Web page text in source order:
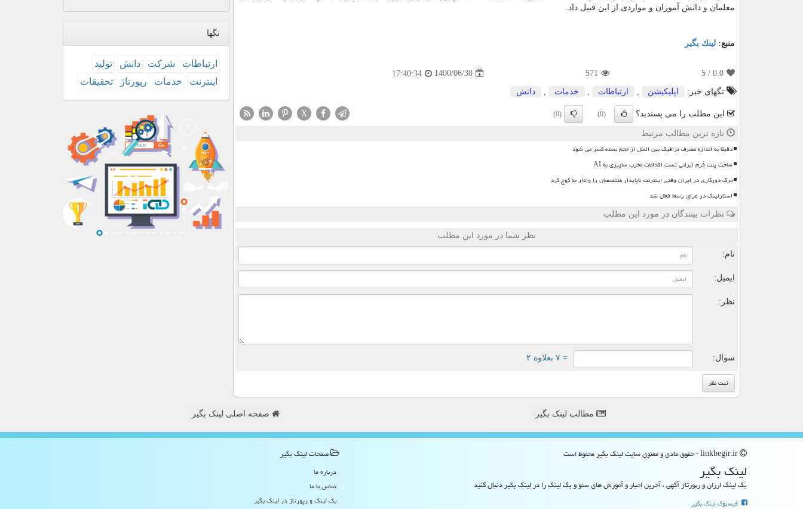
معلمان و دانش آموزان و مواردی از این قبیل داد.
منبع: لینك بگیر
0.0
/ 5
571
1400/06/30
17:40:34
تگهای خبر:
اپلیكیشن ارتباطات خدمات دانش
این مطلب را می پسندید؟ (0)
(0)
X
تازه ترین مطالب مرتبط
دقیقا به اندازه مصرف ترافیک بین الملل از حجم بسته کسر می شود
ساخت پلت فرم ایرانی تست اقدامات مخرب سایبری به AI
مرگ دورکاری در ایران وقتی اینترنت ناپایدار متخصصان را وادار به کوچ کرد
استارلینک در عراق رسما فعال شد
نظرات بینندگان در مورد این مطلب
نظر شما در مورد این مطلب
نام:
ایمیل:
نظر:
سوال: = ۷ بعلاوه ۲
تگها
ارتباطات شركت دانش
تولید
اینترنت
خدمات رپورتاژ تحقیقات
مطالب لینک بگیر صفحه اصلی لینک بگیر
لینك بگیر
بک لینک ارزان و رپورتاژ آگهی ، آخرین اخبار و آموزش های سئو و بک لینک را در لینک بگیر دنبال کنید
فیسبوک لینک بگیر
صفحات لینك بگیر
درباره ما
تماس با ما
بک لینک و رپورتاژ در لینك بگیر